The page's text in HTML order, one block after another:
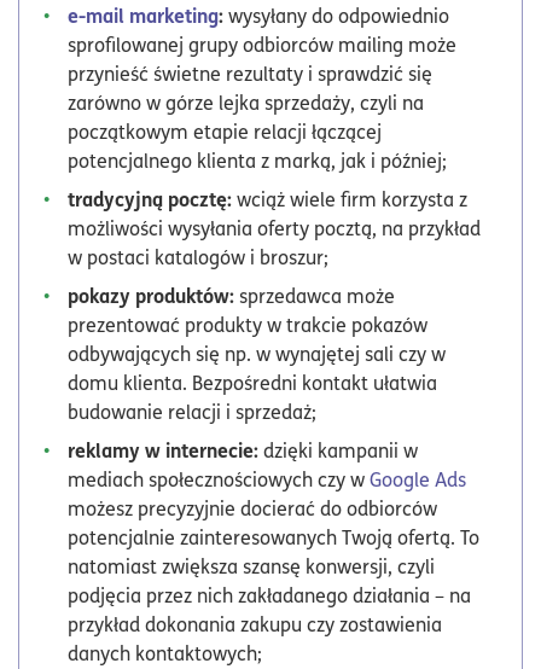
e-mail marketing:wysyłany do odpowiednio
sprofilowanej grupy odbiorców mailing może
przynieść świetne rezultaty i sprawdzić się
zarówno w górze lejka sprzedaży, czyli na
początkowym etapie relacji łączącej
potencjalnego klienta z marką, jak i później;
tradycyjną pocztę:wciąż wiele firm korzysta z
możliwości wysyłania oferty pocztą, na przykład
w postaci katalogów i broszur;
pokazy produktów: sprzedawca może
prezentować produkty w trakcie pokazów
odbywających się np. w wynajętej sali czy w
domu klienta. Bezpośredni kontakt ułatwia
budowanie relacji i sprzedaż;
reklamy w internecie:dzięki kampanii w
mediach społecznościowych czy wGoogle Ads
możesz precyzyjnie docierać do odbiorców
potencjalnie zainteresowanych Twoją ofertą. To
natomiast zwiększa szansę konwersji, czyli
podjęcia przez nich zakładanego działania – na
przykład dokonania zakupu czy zostawienia
danych kontaktowych;